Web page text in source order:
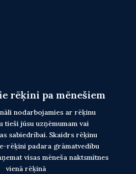
rēķini pa mēnešiem
nodarbojamies ar rēķinu
tieši jūsu uzņēmumam vai
sabiedrībai. Skaidrs rēķinu
rēķini padara grāmatvedību
visas mēneša naktsmītnes
vienā rēķinā